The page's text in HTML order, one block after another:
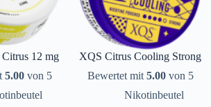
12 mg
5.00von 5
XQS Citrus Cooling Strong
Bewertet mit 5.00von 5
Nikotinbeutel